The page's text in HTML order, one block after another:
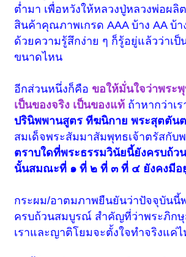
ต่ำมา เพื่อหวังให้หลวงปู่หลวงพ่อผลิ
สินค้าคุณภาพเกรด AAA บ้าง AA บ้
ด้วยความรู้สึกง่าย ๆ ก็รู้อยู่แล้วว่าเป็
ขนาดไหน
อีกส่วนหนึ่งก็คือ ขอให้มั่นใจว่าพระ
เป็นของจริง เป็นของแท้ ถ้าหากว่าเ
ปรินิพพานสูตร ทีฆนิกาย พระสุตตัน
สมเด็จพระสัมมาสัมพุทธเจ้าตรัสกับ
ตราบใดที่พระธรรมวินัยนี้ยังครบถ้
นั้นสมณะที่ ๑ ที่ ๒ ที่ ๓ ที่ ๔ ยังคงมีอ
กระผม/อาตมภาพยืนยันว่าปัจจุบันนี้
ครบถ้วนสมบูรณ์ สำคัญที่ว่าพระภิกษุ
เราและญาติโยมจะตั้งใจทำจริงแค่ไ